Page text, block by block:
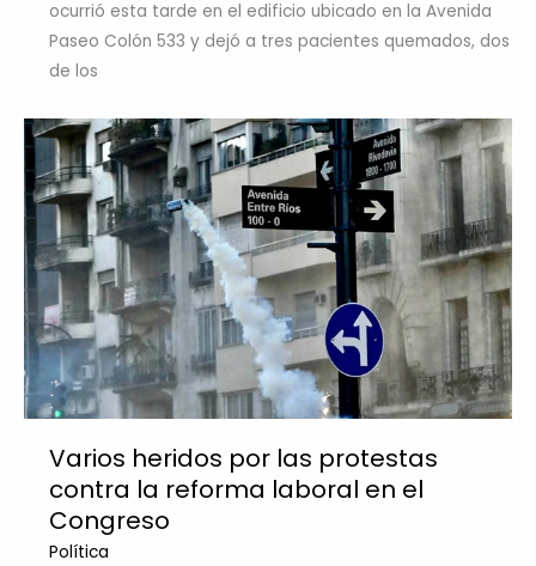
ocurrió esta tarde en el edificio ubicado en la Avenida
Paseo Colón 533 y dejó a tres pacientes quemados, dos
de los
Varios heridos por las protestas
contra la reforma laboral en el
Congreso
Política